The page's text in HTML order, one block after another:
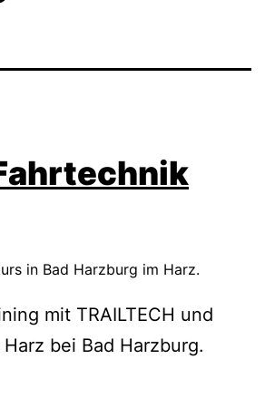
in Bad Harzburg im Harz.
mit TRAILTECH und
bei Bad Harzburg.